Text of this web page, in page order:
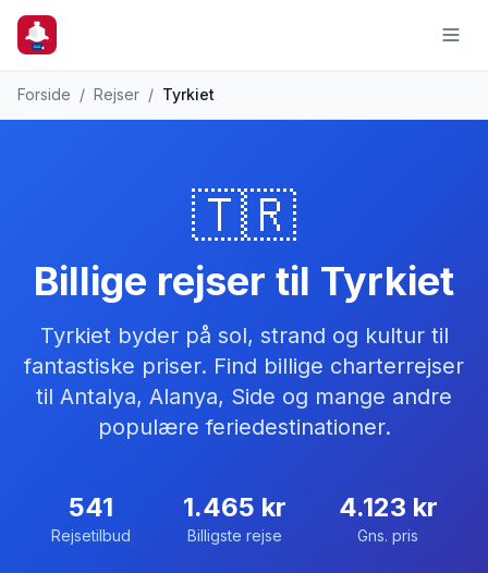
Forside / Rejser / Tyrkiet
🇹🇷
Billige rejser til Tyrkiet
Tyrkiet byder på sol, strand og kultur til
fantastiske priser. Find billige charterrejser
til Antalya, Alanya, Side og mange andre
populære feriedestinationer.
541
Rejsetilbud
1.465 kr
Billigste rejse
4.123 kr
Gns. pris